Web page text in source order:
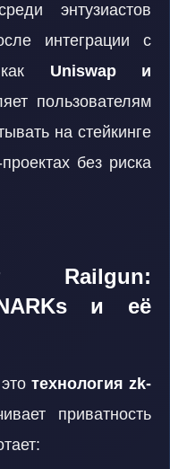
энтузиастов
интеграции с
как Uniswap и
пользователям
на стейкинге
без риска
Railgun:
и её
этотехнология zk-
приватность